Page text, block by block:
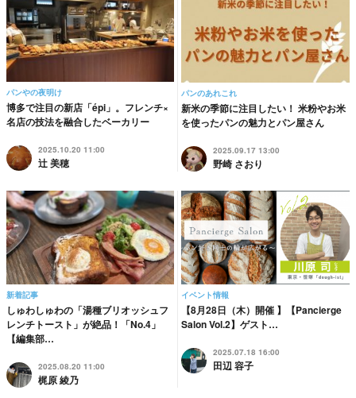
パンやの夜明け
博多で注目の新店「épi」。フレンチ×
名店の技法を融合したベーカリー
2025.10.20 11:00
辻 美穂
パンのあれこれ
新米の季節に注目したい！ 米粉やお米
を使ったパンの魅力とパン屋さん
2025.09.17 13:00
野崎 さおり
新着記事
しゅわしゅわの「湯種ブリオッシュフ
レンチトースト」が絶品！「No.4」
【編集部…
2025.08.20 11:00
梶原 綾乃
イベント情報
【8月28日（木）開催 】【Pancierge
Salon Vol.2】ゲスト…
2025.07.18 16:00
田辺 容子